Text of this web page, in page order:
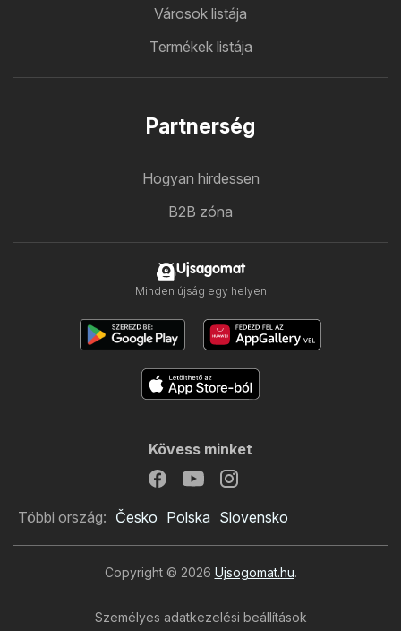
Városok listája
Termékek listája
Partnerség
Hogyan hirdessen
B2B zóna
Ujsagomat
Minden újság egy helyen
Kövess minket
Többi ország: Česko Polska Slovensko
Copyright © 2026 Ujsogomat.hu.
Személyes adatkezelési beállítások